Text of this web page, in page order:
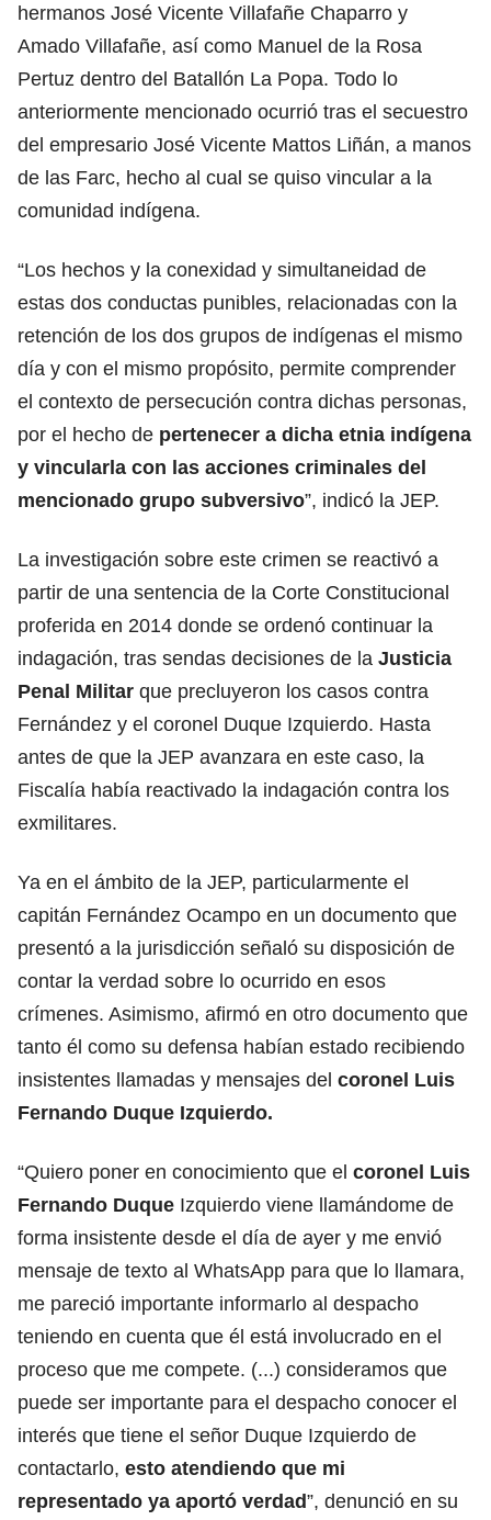
hermanos José Vicente Villafañe Chaparro y
Amado Villafañe, así como Manuel de la Rosa
Pertuz dentro del Batallón La Popa. Todo lo
anteriormente mencionado ocurrió tras el secuestro
del empresario José Vicente Mattos Liñán, a manos
de las Farc, hecho al cual se quiso vincular a la
comunidad indígena.
“Los hechos y la conexidad y simultaneidad de
estas dos conductas punibles, relacionadas con la
retención de los dos grupos de indígenas el mismo
día y con el mismo propósito, permite comprender
el contexto de persecución contra dichas personas,
por el hecho de pertenecer a dicha etnia indígena
y vincularla con las acciones criminales del
mencionado grupo subversivo”, indicó la JEP.
La investigación sobre este crimen se reactivó a
partir de una sentencia de la Corte Constitucional
proferida en 2014 donde se ordenó continuar la
indagación, tras sendas decisiones de la Justicia
Penal Militar que precluyeron los casos contra
Fernández y el coronel Duque Izquierdo. Hasta
antes de que la JEP avanzara en este caso, la
Fiscalía había reactivado la indagación contra los
exmilitares.
Ya en el ámbito de la JEP, particularmente el
capitán Fernández Ocampo en un documento que
presentó a la jurisdicción señaló su disposición de
contar la verdad sobre lo ocurrido en esos
crímenes. Asimismo, afirmó en otro documento que
tanto él como su defensa habían estado recibiendo
insistentes llamadas y mensajes del coronel Luis
Fernando Duque Izquierdo.
“Quiero poner en conocimiento que el coronel Luis
Fernando Duque Izquierdo viene llamándome de
forma insistente desde el día de ayer y me envió
mensaje de texto al WhatsApp para que lo llamara,
me pareció importante informarlo al despacho
teniendo en cuenta que él está involucrado en el
proceso que me compete. (...) consideramos que
puede ser importante para el despacho conocer el
interés que tiene el señor Duque Izquierdo de
contactarlo, esto atendiendo que mi
representado ya aportó verdad”, denunció en su